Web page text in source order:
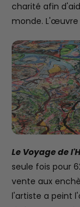
charité afin
monde.
Le Voyage de
seule fois pour
vente aux
l'artiste a peint